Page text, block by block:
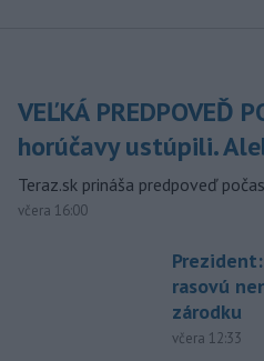
VEĽKÁ PREDPOVEĎ
horúčavy ustúpili.
Teraz.sk prináša predpoveď
včera 16:00
rasovú
zárodku
včera 12:33